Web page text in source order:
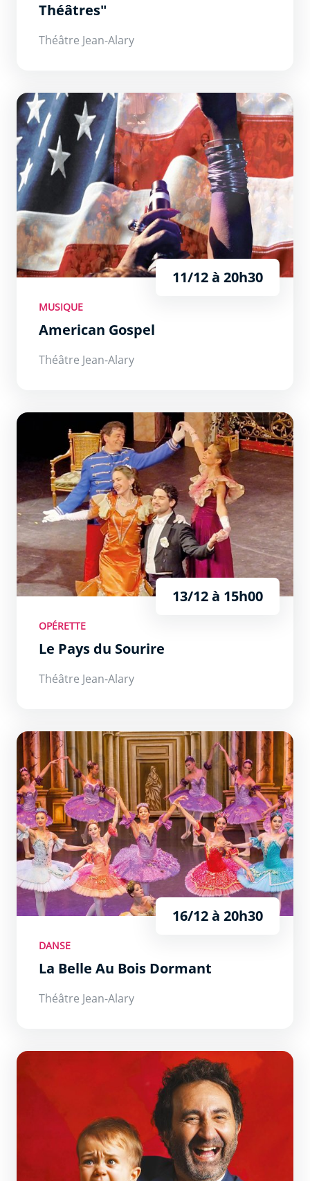
Théâtres"
Théâtre Jean-Alary
American Gospel
11/12 à 20h30
MUSIQUE
American Gospel
Théâtre Jean-Alary
Le Pays du Sourire
13/12 à 15h00
OPÉRETTE
Le Pays du Sourire
Théâtre Jean-Alary
La Belle Au Bois Dormant
16/12 à 20h30
DANSE
La Belle Au Bois Dormant
Théâtre Jean-Alary
Mathieu Madenian &quot;À pleurer de rire&quot;